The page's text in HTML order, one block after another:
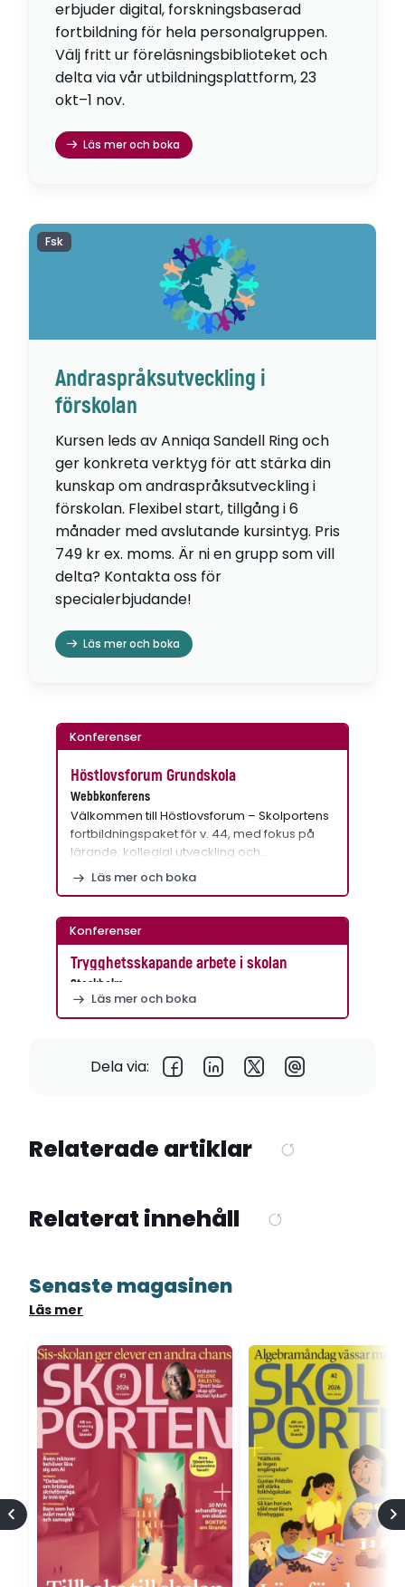
erbjuder digital, forskningsbaserad
fortbildning för hela personalgruppen.
Välj fritt ur föreläsningsbiblioteket och
delta via vår utbildningsplattform, 23
okt–1 nov.
Läs mer och boka
Andraspråksutveckling i
förskolan
Kursen leds av Anniqa Sandell Ring och
ger konkreta verktyg för att stärka din
kunskap om andraspråksutveckling i
förskolan. Flexibel start, tillgång i 6
månader med avslutande kursintyg. Pris
749 kr ex. moms. Är ni en grupp som vill
delta? Kontakta oss för
specialerbjudande!
Läs mer och boka
Fsk
Konferenser
Höstlovsforum Grundskola
Webbkonferens
Välkommen till Höstlovsforum – Skolportens
fortbildningspaket för v. 44, med fokus på
lärande, kollegial utveckling och…
Läs mer och boka
Konferenser
Trygghetsskapande arbete i skolan
Stockholm
Läs mer och boka
Dela via:
Relaterade artiklar
Relaterat innehåll
Senaste magasinen
Läs mer